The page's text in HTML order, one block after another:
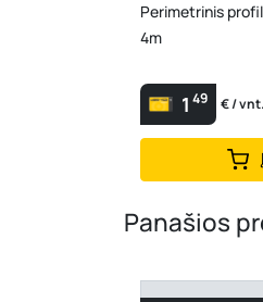
Perimetrinis
4m
1 49 € / vnt.
Panašios